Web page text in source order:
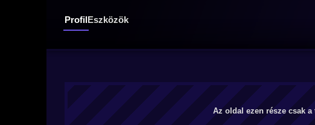
ProfilEszközök
Az oldal ezen része csak